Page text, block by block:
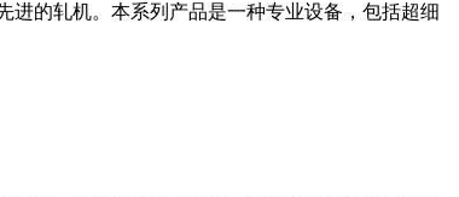
进的轧机。本系列产品是一种专业设备，包括超细